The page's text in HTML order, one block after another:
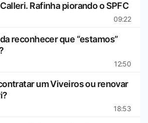
Rafinha piorando o SPFC
09:22
reconhecer que “estamos”
12:50
um Viveiros ou renovar
18:53